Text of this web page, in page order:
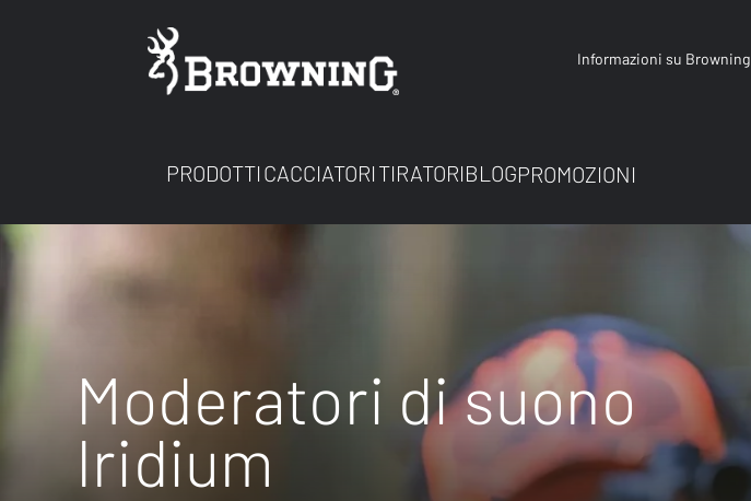
Informazioni su Browning
PRODOTTI CACCIATORI TIRATORIBLOGPROMOZIONI
Moderatori di suono
Iridium